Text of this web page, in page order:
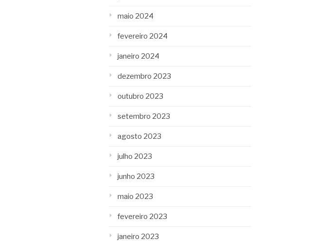
maio 2024
fevereiro 2024
janeiro 2024
dezembro 2023
outubro 2023
setembro 2023
agosto 2023
julho 2023
junho 2023
maio 2023
fevereiro 2023
janeiro 2023